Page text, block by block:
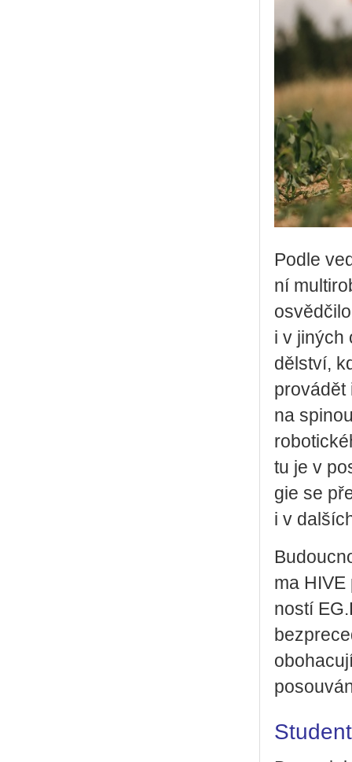
Podle
ní
i v ji­ných
děl­ství,
pro­vá­dět
na
tu je v
gie se
i v
ma
nos­tí